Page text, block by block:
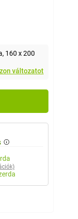
160 x 200
változatot